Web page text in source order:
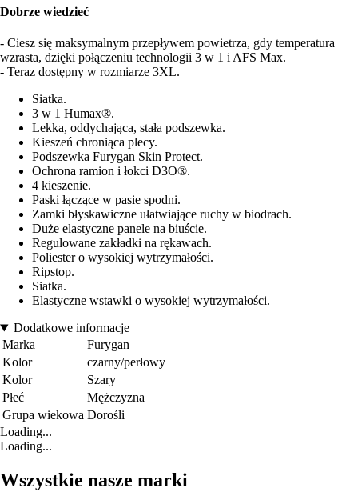
Dobrze wiedzieć
- Ciesz się maksymalnym przepływem powietrza, gdy temperatura
wzrasta, dzięki połączeniu technologii 3 w 1 i AFS Max.
- Teraz dostępny w rozmiarze 3XL.
Siatka.
3 w 1 Humax®.
Lekka, oddychająca, stała podszewka.
Kieszeń chroniąca plecy.
Podszewka Furygan Skin Protect.
Ochrona ramion i łokci D3O®.
4 kieszenie.
Paski łączące w pasie spodni.
Zamki błyskawiczne ułatwiające ruchy w biodrach.
Duże elastyczne panele na biuście.
Regulowane zakładki na rękawach.
Poliester o wysokiej wytrzymałości.
Ripstop.
Siatka.
Elastyczne wstawki o wysokiej wytrzymałości.
Dodatkowe informacje
Marka
Furygan
Kolor
czarny/perłowy
Kolor
Szary
Płeć
Mężczyzna
Grupa wiekowa Dorośli
Loading...
Loading...
Wszystkie nasze marki